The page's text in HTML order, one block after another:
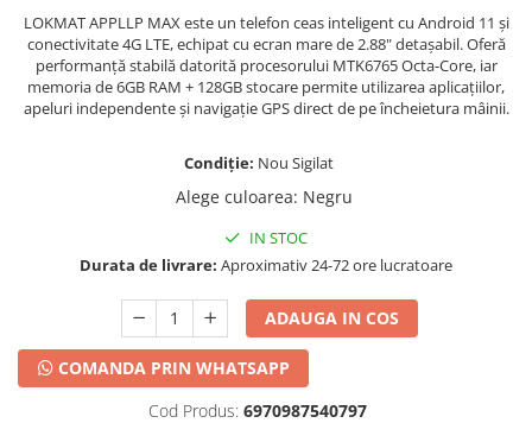
LOKMAT APPLLP MAX este un telefon ceas inteligent cu Android 11 și
conectivitate 4G LTE, echipat cu ecran mare de 2.88" detașabil. Oferă
performanță stabilă datorită procesorului MTK6765 Octa-Core, iar
memoria de 6GB RAM + 128GB stocare permite utilizarea aplicațiilor,
apeluri independente și navigație GPS direct de pe încheietura mâinii.
Condiție: Nou Sigilat
Alege culoarea: Negru
IN STOC
Durata de livrare: Aproximativ 24-72 ore lucratoare
ADAUGA IN COS
COMANDA PRIN WHATSAPP
Cod Produs: 6970987540797